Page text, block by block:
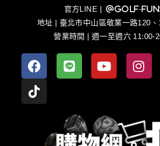
官方LINE | @golf-
地址 | 臺北市中山區敬業一路120
營業時間 | 週一至週六 11:00-